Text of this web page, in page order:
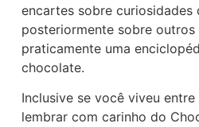
encartes sobre curiosidades
posteriormente sobre outros
praticamente uma
chocolate.
Inclusive se você viveu
lembrar com carinho do